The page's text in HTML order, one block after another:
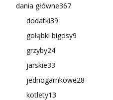
dania główne367
dodatki39
gołąbki bigosy9
grzyby24
jarskie33
jednogarnkowe28
kotlety13